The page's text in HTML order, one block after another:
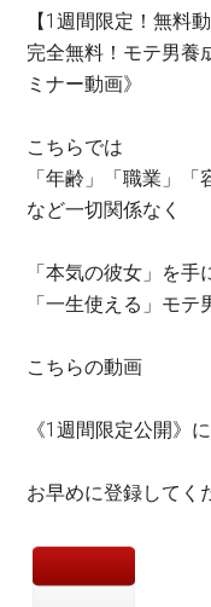
【1週間限定！無料
完全無料！モテ男養
ミナー動画》
こちらでは
「年齢」「職業」「
など一切関係なく
「本気の彼女」を
「一生使える」モテ
こちらの動画
《1週間限定公開》
お早めに登録してく